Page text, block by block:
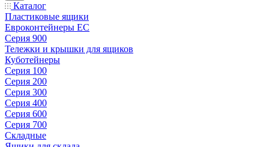
Каталог
Пластиковые ящики
Евроконтейнеры ЕС
Серия 900
Тележки и крышки для ящиков
Куботейнеры
Серия 100
Серия 200
Серия 300
Серия 400
Серия 600
Серия 700
Складные